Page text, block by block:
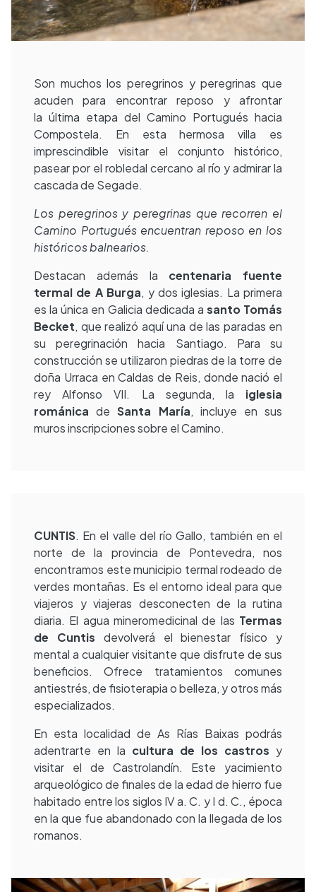
Son muchos los peregrinos y peregrinas que
acuden para encontrar reposo y afrontar
la última etapa del Camino Portugués hacia
Compostela. En esta hermosa villa es
imprescindible visitar el conjunto histórico,
pasear por el robledal cercano al río y admirar la
cascada de Segade.
Los peregrinos y peregrinas que recorren el
Camino Portugués encuentran reposo en los
históricos balnearios.
Destacan además la centenaria fuente
termal de A Burga, y dos iglesias. La primera
es la única en Galicia dedicada a santo Tomás
Becket, que realizó aquí una de las paradas en
su peregrinación hacia Santiago. Para su
construcción se utilizaron piedras de la torre de
doña Urraca en Caldas de Reis, donde nació el
rey Alfonso VII. La segunda, la iglesia
románicadeSanta María, incluye en sus
muros inscripciones sobre el Camino.
CUNTIS. En el valle del río Gallo, también en el
norte de la provincia de Pontevedra, nos
encontramos este municipio termal rodeado de
verdes montañas. Es el entorno ideal para que
viajeros y viajeras desconecten de la rutina
diaria. El agua mineromedicinal de las Termas
de Cuntis devolverá el bienestar físico y
mental a cualquier visitante que disfrute de sus
beneficios. Ofrece tratamientos comunes
antiestrés, de fisioterapia o belleza, y otros más
especializados.
En esta localidad de As Rías Baixas podrás
adentrarte en la cultura de los castros y
visitar el de Castrolandín. Este yacimiento
arqueológico de finales de la edad de hierro fue
habitado entre los siglos IV a. C. y I d. C., época
en la que fue abandonado con la llegada de los
romanos.